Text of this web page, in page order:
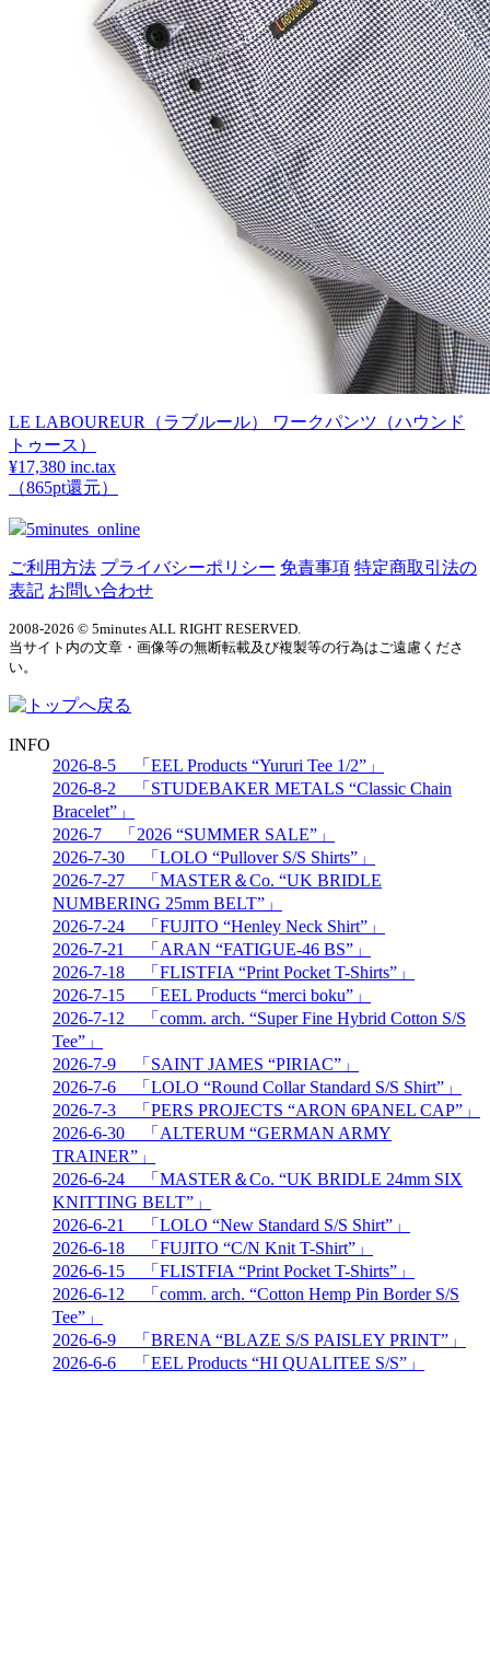
LE LABOUREUR（ラブルール） ワークパンツ（ハウンド
トゥース）
¥17,380 inc.tax
（865pt還元）
5minutes_online
ご利用方法 プライバシーポリシー 免責事項 特定商取引法の
表記 お問い合わせ
2008-2026 © 5minutes ALL RIGHT RESERVED.
当サイト内の文章・画像等の無断転載及び複製等の行為はご遠慮くださ
い。
INFO
2026-8-5 「EEL Products “Yururi Tee 1/2”」
2026-8-2 「STUDEBAKER METALS “Classic Chain
Bracelet”」
2026-7 「2026 “SUMMER SALE”」
2026-7-30 「LOLO “Pullover S/S Shirts”」
2026-7-27 「MASTER＆Co. “UK BRIDLE
NUMBERING 25mm BELT”」
2026-7-24 「FUJITO “Henley Neck Shirt”」
2026-7-21 「ARAN “FATIGUE-46 BS”」
2026-7-18 「FLISTFIA “Print Pocket T-Shirts”」
2026-7-15 「EEL Products “merci boku”」
2026-7-12 「comm. arch. “Super Fine Hybrid Cotton S/S
Tee”」
2026-7-9 「SAINT JAMES “PIRIAC”」
2026-7-6 「LOLO “Round Collar Standard S/S Shirt”」
2026-7-3 「PERS PROJECTS “ARON 6PANEL CAP”」
2026-6-30 「ALTERUM “GERMAN ARMY
TRAINER”」
2026-6-24 「MASTER＆Co. “UK BRIDLE 24mm SIX
KNITTING BELT”」
2026-6-21 「LOLO “New Standard S/S Shirt”」
2026-6-18 「FUJITO “C/N Knit T-Shirt”」
2026-6-15 「FLISTFIA “Print Pocket T-Shirts”」
2026-6-12 「comm. arch. “Cotton Hemp Pin Border S/S
Tee”」
2026-6-9 「BRENA “BLAZE S/S PAISLEY PRINT”」
2026-6-6 「EEL Products “HI QUALITEE S/S”」